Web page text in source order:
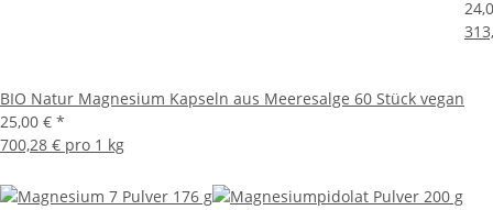
BIO Natur Magnesium Kapseln aus Meeresalge 60 Stück vegan
25,00 € *
700,28 € pro 1 kg